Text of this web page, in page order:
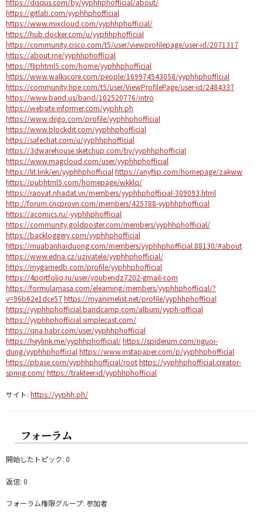
https://gitlab.com/yyphhphofficial
https://www.mixcloud.com/yyphhphofficial/
https://hub.docker.com/u/yyphhphofficial
https://community.cisco.com/t5/user/viewprofilepage/user-id/2071317
https://about.me/yyphhphofficial
https://fliphtml5.com/home/yyphhphofficial
https://www.walkscore.com/people/169974543058/yyphhphofficial
https://community.hpe.com/t5/user/ViewProfilePage/user-id/2484337
https://www.band.us/band/102520776/intro
https://website.informer.com/yyphh.ph
https://www.diigo.com/profile/yyphhphofficial
https://www.blockdit.com/yyphhphofficial
https://safechat.com/u/yyphhphofficial
https://3dwarehouse.sketchup.com/by/yyphhphofficial
https://www.magcloud.com/user/yyphhphofficial
https://lit.link/en/yyphhphofficial https://anyflip.com/homepage/zakww
https://pubhtml5.com/homepage/wkklq/
https://raovat.nhadat.vn/members/yyphhphofficial-309093.html
http://forum.cncprovn.com/members/425788-yyphhphofficial
https://acomics.ru/-yyphhphofficial
https://community.goldposter.com/members/yyphhphofficial/
https://backloggery.com/yyphhphofficial
https://muabanhaiduong.com/members/yyphhphofficial.88130/#about
https://www.edna.cz/uzivatele/yyphhphofficial/
https://mygamedb.com/profile/yyphhphofficial
https://4portfolio.ru/user/youbendz7202-gmail-com
https://formulamasa.com/elearning/members/yyphhphofficial/?
v=96b62e1dce57https://myanimelist.net/profile/yyphhphofficial
https://yyphhphofficial.bandcamp.com/album/yyph-official
https://yyphhphofficial.simplecast.com/
https://qna.habr.com/user/yyphhphofficial
https://heylink.me/yyphhphofficial/https://spiderum.com/nguoi-
dung/yyphhphofficial https://www.instapaper.com/p/yyphhphofficial
https://pbase.com/yyphhphofficial/roothttps://yyphhphofficial.creator-
spring.com/https://trakteer.id/yyphhphofficial
サイト: https://yyphh.ph/
フォーラム
開始したトピック: 0
返信: 0
フォーラム権限グループ: 参加者